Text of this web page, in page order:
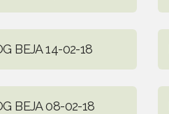
BEJA 14-02-18
BEJA 08-02-18